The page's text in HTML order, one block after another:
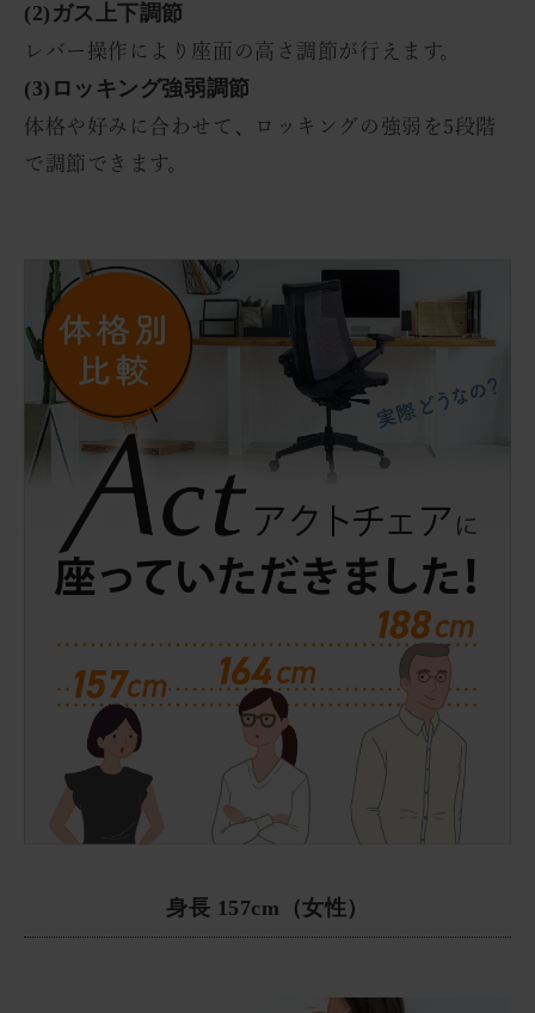
(2)ガス上下調節
レバー操作により座面の高さ調節が行えます。
(3)ロッキング強弱調節
体格や好みに合わせて、ロッキングの強弱を5段階
で調節できます。
身長 157cm（女性）